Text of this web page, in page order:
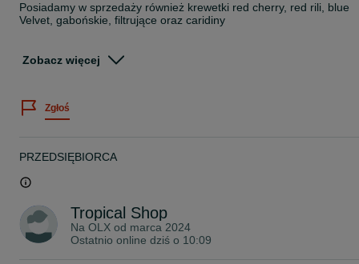
Posiadamy w sprzedaży również krewetki red cherry, red rili, blue
Velvet, gabońskie, filtrujące oraz caridiny
Po więcej informacji zapraszam do kontaktu
Zobacz więcej
Zgłoś
PRZEDSIĘBIORCA
Tropical Shop
Na OLX od marca 2024
Ostatnio online dziś o 10:09